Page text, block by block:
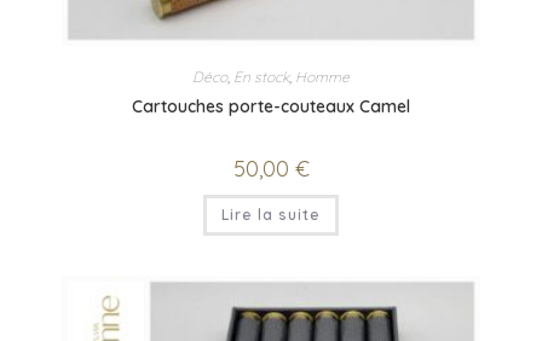
Déco, En stock, Homme
Cartouches porte-couteaux Camel
50,00 €
Lire la suite